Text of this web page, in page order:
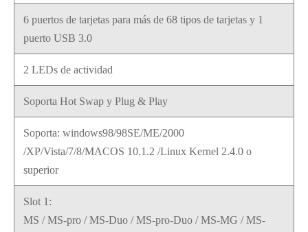
6 puertos de tarjetas para más de 68 tipos de tarjetas y 1
puerto USB 3.0
2 LEDs de actividad
Soporta Hot Swap y Plug & Play
Soporta: windows98/98SE/ME/2000
/XP/Vista/7/8/MACOS 10.1.2 /Linux Kernel 2.4.0 o
superior
Slot 1:
MS / MS-pro / MS-Duo / MS-pro-Duo / MS-MG / MS-